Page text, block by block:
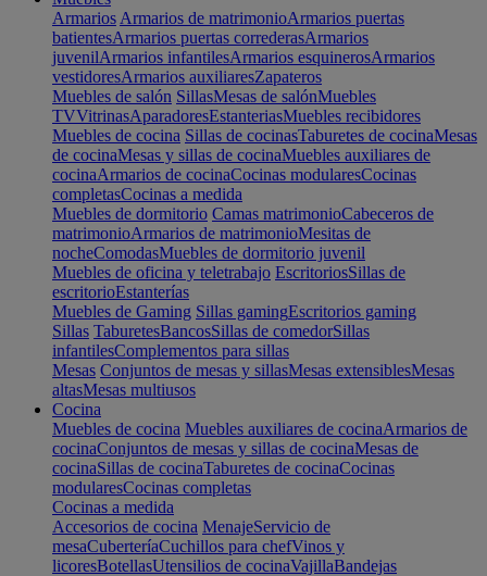
Armarios Armarios de matrimonioArmarios puertas
batientesArmarios puertas correderasArmarios
juvenilArmarios infantilesArmarios esquinerosArmarios
vestidoresArmarios auxiliaresZapateros
Muebles de salón SillasMesas de salónMuebles
TVVitrinasAparadoresEstanteriasMuebles recibidores
Muebles de cocina Sillas de cocinasTaburetes de cocinaMesas
de cocinaMesas y sillas de cocinaMuebles auxiliares de
cocinaArmarios de cocinaCocinas modularesCocinas
completasCocinas a medida
Muebles de dormitorio Camas matrimonioCabeceros de
matrimonioArmarios de matrimonioMesitas de
nocheComodasMuebles de dormitorio juvenil
Muebles de oficina y teletrabajo EscritoriosSillas de
escritorioEstanterías
Muebles de Gaming Sillas gamingEscritorios gaming
Sillas TaburetesBancosSillas de comedorSillas
infantilesComplementos para sillas
Mesas Conjuntos de mesas y sillasMesas extensiblesMesas
altasMesas multiusos
Cocina
Muebles de cocina Muebles auxiliares de cocinaArmarios de
cocinaConjuntos de mesas y sillas de cocinaMesas de
cocinaSillas de cocinaTaburetes de cocinaCocinas
modularesCocinas completas
Cocinas a medida
Accesorios de cocina MenajeServicio de
mesaCuberteríaCuchillos para chefVinos y
licoresBotellasUtensilios de cocinaVajillaBandejas